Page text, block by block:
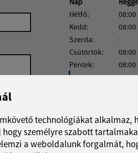
technológiákat alkalmaz,
hogy személyre szabott
a weboldalunk forgalmát,
Response
Hétfő:
08:00
Kedd:
08:00
Szerda:
-
Csütörtök:
08:00
Péntek:
08:00